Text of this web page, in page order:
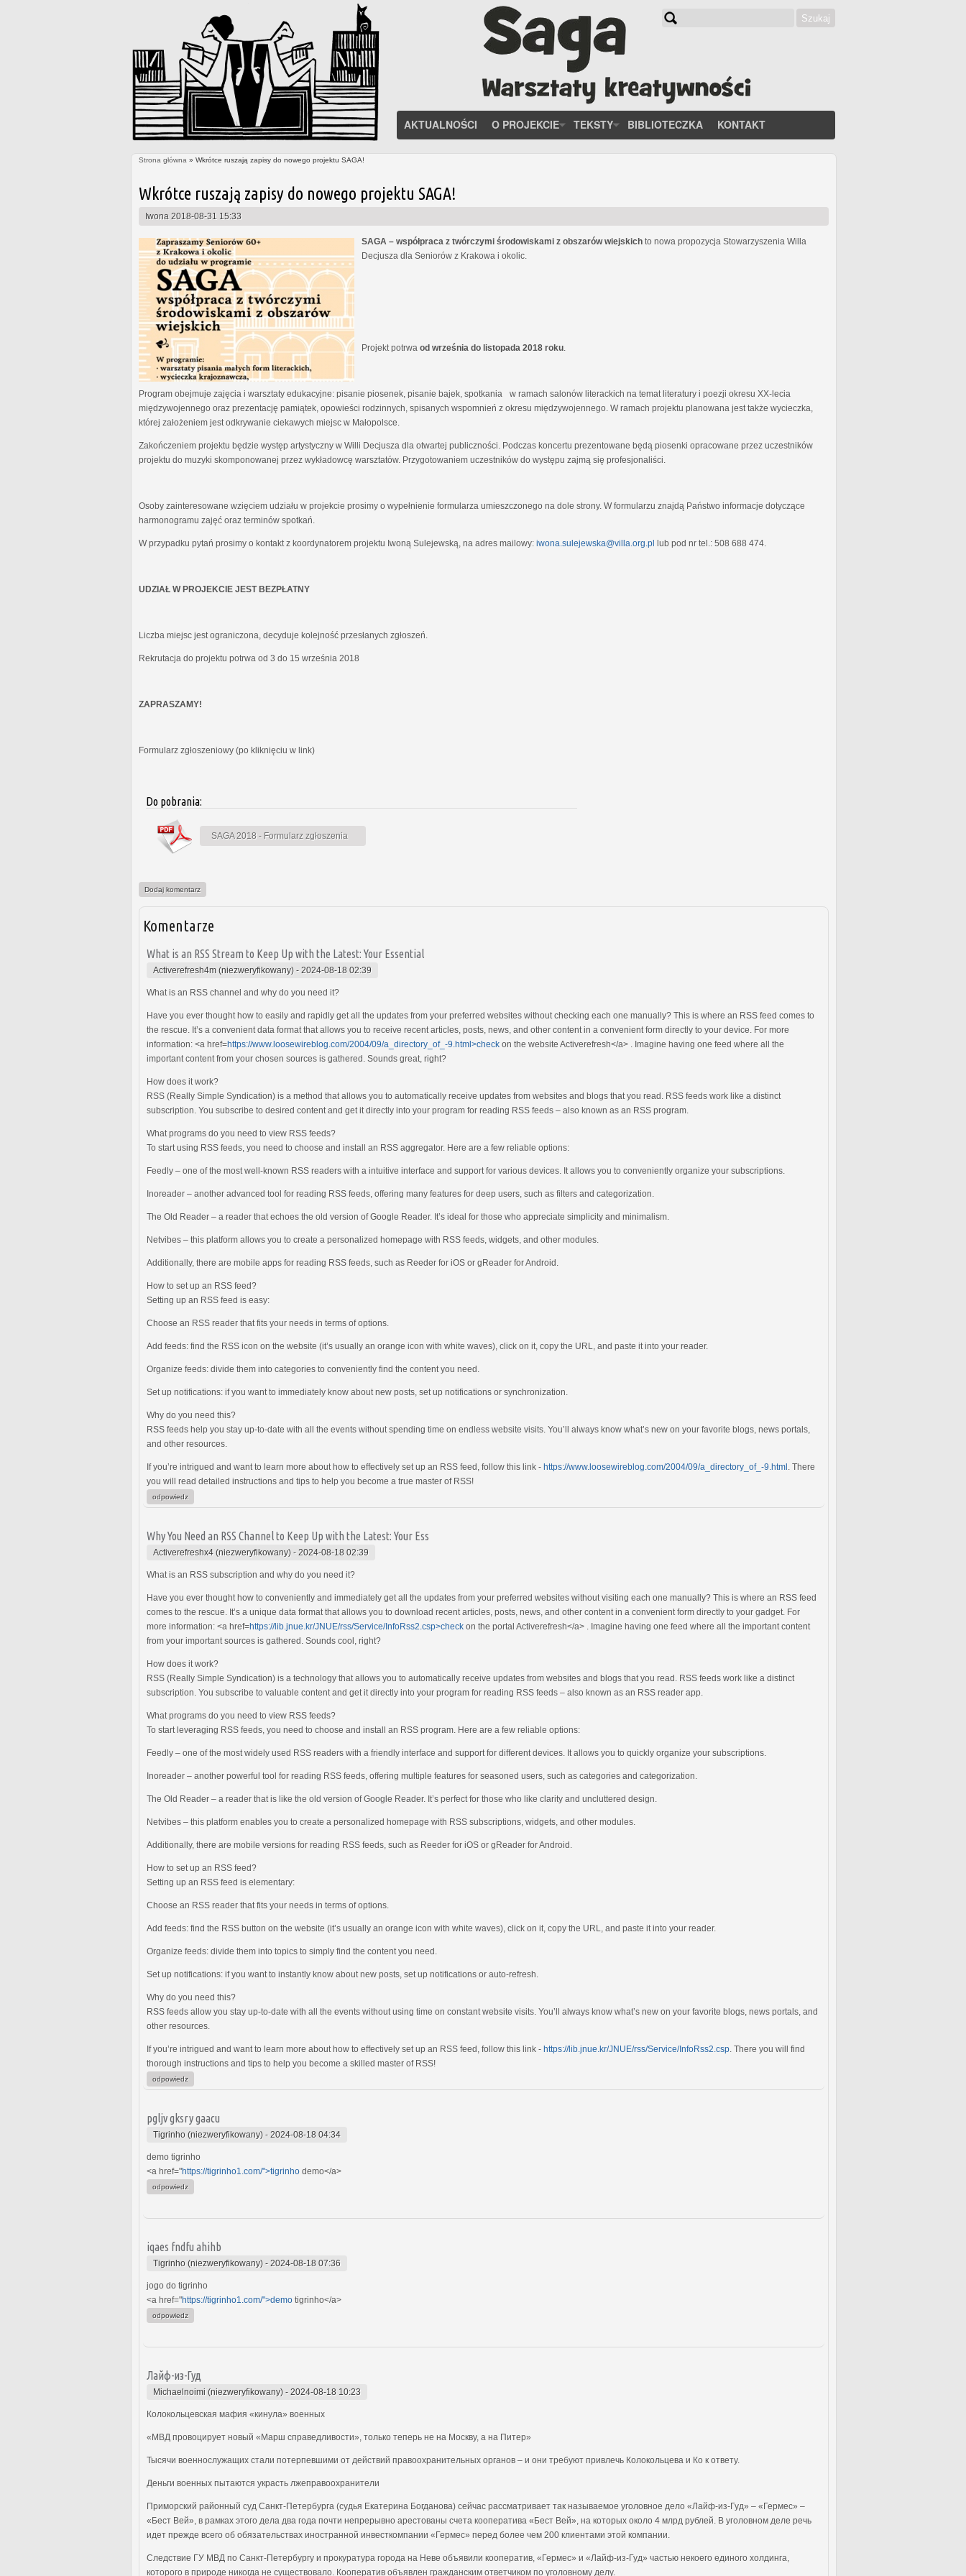
Szukaj
AKTUALNOŚCI O PROJEKCIE TEKSTY BIBLIOTECZKA KONTAKT
Strona główna » Wkrótce ruszają zapisy do nowego projektu SAGA!
Wkrótce ruszają zapisy do nowego projektu SAGA!
Iwona 2018-08-31 15:33
SAGA – współpraca z twórczymi środowiskami z obszarów wiejskich to nowa propozycja Stowarzyszenia Willa
Decjusza dla Seniorów z Krakowa i okolic.
Projekt potrwa od września do listopada 2018 roku
Program obejmuje zajęcia i warsztaty edukacyjne: pisanie piosenek, pisanie bajek, spotkania w ramach salonów literackich na temat literatury i poezji okresu XX-lecia
międzywojennego oraz prezentację pamiątek, opowieści rodzinnych, spisanych wspomnień z okresu międzywojennego. W ramach projektu planowana jest także wycieczka,
której założeniem jest odkrywanie ciekawych miejsc w Małopolsce.
Zakończeniem projektu będzie występ artystyczny w Willi Decjusza dla otwartej publiczności. Podczas koncertu prezentowane będą piosenki opracowane przez uczestników
projektu do muzyki skomponowanej przez wykładowcę warsztatów. Przygotowaniem uczestników do występu zajmą się profesjonaliści.
Osoby zainteresowane wzięciem udziału w projekcie prosimy o wypełnienie formularza umieszczonego na dole strony. W formularzu znajdą Państwo informacje dotyczące
harmonogramu zajęć oraz terminów spotkań.
W przypadku pytań prosimy o kontakt z koordynatorem projektu Iwoną Sulejewską, na adres mailowy: iwona.sulejewska@villa.org.pl lub pod nr tel.: 508 688 474.
UDZIAŁ W PROJEKCIE JEST BEZPŁATNY
Liczba miejsc jest ograniczona, decyduje kolejność przesłanych zgłoszeń.
Rekrutacja do projektu potrwa od 3 do 15 września 2018
ZAPRASZAMY!
Formularz zgłoszeniowy (po kliknięciu w link)
Do pobrania:
SAGA 2018 - Formularz zgłoszenia
Dodaj komentarz
Komentarze
What is an RSS Stream to Keep Up with the Latest: Your Essential
Activerefresh4m (niezweryfikowany) - 2024-08-18 02:39
What is an RSS channel and why do you need it?
Have you ever thought how to easily and rapidly get all the updates from your preferred websites without checking each one manually? This is where an RSS feed comes to
the rescue. It’s a convenient data format that allows you to receive recent articles, posts, news, and other content in a convenient form directly to your device. For more
information: <a href=https://www.loosewireblog.com/2004/09/a_directory_of_-9.html>check on the website Activerefresh</a> . Imagine having one feed where all the
important content from your chosen sources is gathered. Sounds great, right?
How does it work?
RSS (Really Simple Syndication) is a method that allows you to automatically receive updates from websites and blogs that you read. RSS feeds work like a distinct
subscription. You subscribe to desired content and get it directly into your program for reading RSS feeds – also known as an RSS program.
What programs do you need to view RSS feeds?
To start using RSS feeds, you need to choose and install an RSS aggregator. Here are a few reliable options:
Feedly – one of the most well-known RSS readers with a intuitive interface and support for various devices. It allows you to conveniently organize your subscriptions.
Inoreader – another advanced tool for reading RSS feeds, offering many features for deep users, such as filters and categorization.
The Old Reader – a reader that echoes the old version of Google Reader. It’s ideal for those who appreciate simplicity and minimalism.
Netvibes – this platform allows you to create a personalized homepage with RSS feeds, widgets, and other modules.
Additionally, there are mobile apps for reading RSS feeds, such as Reeder for iOS or gReader for Android.
How to set up an RSS feed?
Setting up an RSS feed is easy:
Choose an RSS reader that fits your needs in terms of options.
Add feeds: find the RSS icon on the website (it’s usually an orange icon with white waves), click on it, copy the URL, and paste it into your reader.
Organize feeds: divide them into categories to conveniently find the content you need.
Set up notifications: if you want to immediately know about new posts, set up notifications or synchronization.
Why do you need this?
RSS feeds help you stay up-to-date with all the events without spending time on endless website visits. You’ll always know what’s new on your favorite blogs, news portals,
and other resources.
If you’re intrigued and want to learn more about how to effectively set up an RSS feed, follow this link - https://www.loosewireblog.com/2004/09/a_directory_of_-9.html . There
you will read detailed instructions and tips to help you become a true master of RSS!
odpowiedz
Why You Need an RSS Channel to Keep Up with the Latest: Your Ess
Activerefreshx4 (niezweryfikowany) - 2024-08-18 02:39
What is an RSS subscription and why do you need it?
Have you ever thought how to conveniently and immediately get all the updates from your preferred websites without visiting each one manually? This is where an RSS feed
comes to the rescue. It’s a unique data format that allows you to download recent articles, posts, news, and other content in a convenient form directly to your gadget. For
more information: <a href=https://lib.jnue.kr/JNUE/rss/Service/InfoRss2.csp>check on the portal Activerefresh</a> . Imagine having one feed where all the important content
from your important sources is gathered. Sounds cool, right?
How does it work?
RSS (Really Simple Syndication) is a technology that allows you to automatically receive updates from websites and blogs that you read. RSS feeds work like a distinct
subscription. You subscribe to valuable content and get it directly into your program for reading RSS feeds – also known as an RSS reader app.
What programs do you need to view RSS feeds?
To start leveraging RSS feeds, you need to choose and install an RSS program. Here are a few reliable options:
Feedly – one of the most widely used RSS readers with a friendly interface and support for different devices. It allows you to quickly organize your subscriptions.
Inoreader – another powerful tool for reading RSS feeds, offering multiple features for seasoned users, such as categories and categorization.
The Old Reader – a reader that is like the old version of Google Reader. It’s perfect for those who like clarity and uncluttered design.
Netvibes – this platform enables you to create a personalized homepage with RSS subscriptions, widgets, and other modules.
Additionally, there are mobile versions for reading RSS feeds, such as Reeder for iOS or gReader for Android.
How to set up an RSS feed?
Setting up an RSS feed is elementary:
Choose an RSS reader that fits your needs in terms of options.
Add feeds: find the RSS button on the website (it’s usually an orange icon with white waves), click on it, copy the URL, and paste it into your reader.
Organize feeds: divide them into topics to simply find the content you need.
Set up notifications: if you want to instantly know about new posts, set up notifications or auto-refresh.
Why do you need this?
RSS feeds allow you stay up-to-date with all the events without using time on constant website visits. You’ll always know what’s new on your favorite blogs, news portals, and
other resources.
If you’re intrigued and want to learn more about how to effectively set up an RSS feed, follow this link - https://lib.jnue.kr/JNUE/rss/Service/InfoRss2.csp . There you will find
thorough instructions and tips to help you become a skilled master of RSS!
odpowiedz
pgljv gksry gaacu
Tigrinho (niezweryfikowany) - 2024-08-18 04:34
demo tigrinho
<a href="https://tigrinho1.com/">tigrinho demo</a>
odpowiedz
iqaes fndfu ahihb
Tigrinho (niezweryfikowany) - 2024-08-18 07:36
jogo do tigrinho
<a href="https://tigrinho1.com/">demo tigrinho</a>
odpowiedz
Лайф-из-Гуд
Michaelnoimi (niezweryfikowany) - 2024-08-18 10:23
Колокольцевская мафия «кинула» военных
«МВД провоцирует новый «Марш справедливости», только теперь не на Москву, а на Питер»
Тысячи военнослужащих стали потерпевшими от действий правоохранительных органов – и они требуют привлечь Колокольцева и Ко к ответу.
Деньги военных пытаются украсть лжеправоохранители
Приморский районный суд Санкт-Петербурга (судья Екатерина Богданова) сейчас рассматривает так называемое уголовное дело «Лайф-из-Гуд» – «Гермес» –
«Бест Вей», в рамках этого дела два года почти непрерывно арестованы счета кооператива «Бест Вей», на которых около 4 млрд рублей. В уголовном деле речь
идет прежде всего об обязательствах иностранной инвесткомпании «Гермес» перед более чем 200 клиентами этой компании.
Следствие ГУ МВД по Санкт-Петербургу и прокуратура города на Неве объявили кооператив, «Гермес» и «Лайф-из-Гуд» частью некоего единого холдинга,
которого в природе никогда не существовало. Кооператив объявлен гражданским ответчиком по уголовному делу.